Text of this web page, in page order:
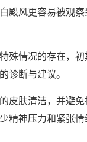
殿风更容易被观
情况的存在，初
诊断与建议。
肤清洁，并避免
精神压力和紧张